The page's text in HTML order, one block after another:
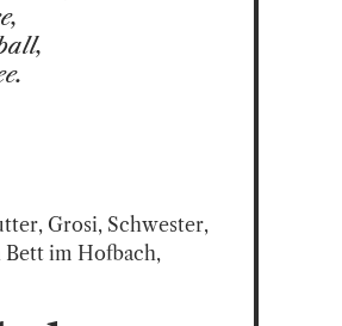
Grosi, Schwester,
im Hofbach,